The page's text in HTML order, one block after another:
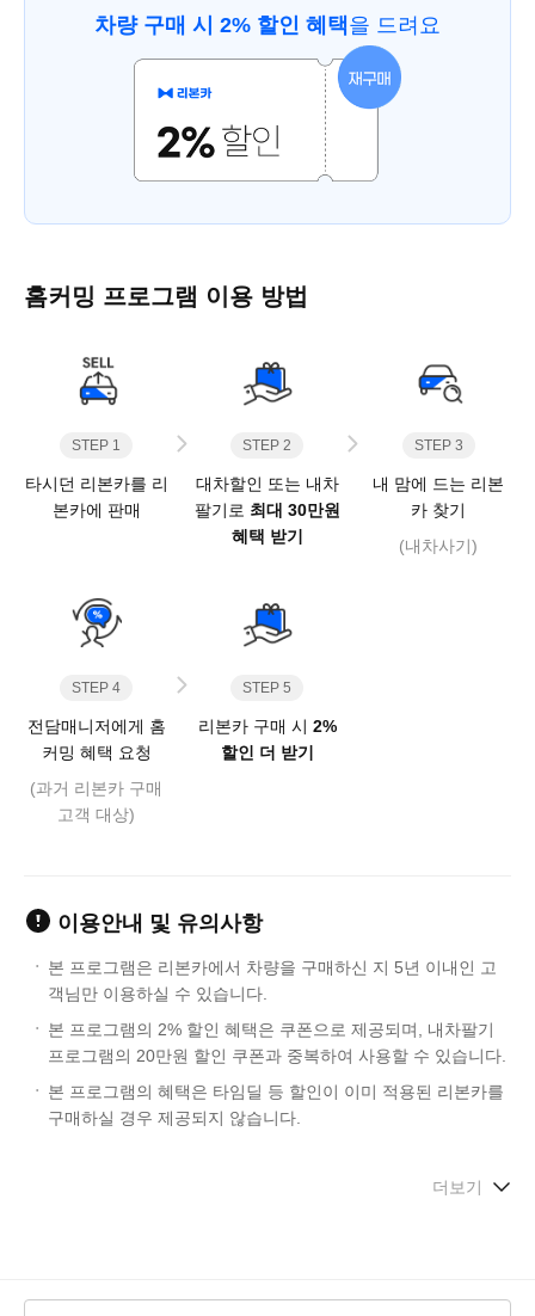
차량 구매 시 2% 할인 혜택을 드려요
홈커밍 프로그램 이용 방법
STEP 1
타시던 리본카를 리
본카에 판매
STEP 2
대차할인 또는 내차
팔기로 최대 30만원
혜택 받기
STEP 3
내 맘에 드는 리본
카 찾기
(내차사기)
STEP 4
전담매니저에게 홈
커밍 혜택 요청
(과거 리본카 구매
고객 대상)
STEP 5
리본카 구매 시 2%
할인 더 받기
이용안내 및 유의사항
본 프로그램은 리본카에서 차량을 구매하신 지 5년 이내인 고
객님만 이용하실 수 있습니다.
본 프로그램의 2% 할인 혜택은 쿠폰으로 제공되며, 내차팔기
프로그램의 20만원 할인 쿠폰과 중복하여 사용할 수 있습니다.
본 프로그램의 혜택은 타임딜 등 할인이 이미 적용된 리본카를
구매하실 경우 제공되지 않습니다.
더보기